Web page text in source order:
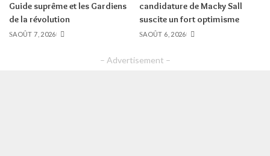
Guide suprême et les Gardiens
de la révolution
AOÛT 7, 2026
candidature de Macky Sall
suscite un fort optimisme
AOÛT 6, 2026
– Advertisement –